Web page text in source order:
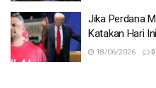
Jika Perdana
Katakan Hari
18/06/2026 0